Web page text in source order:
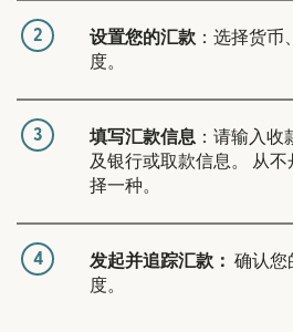
2 设置您的汇款 ：选择货
度。
3 填写汇款信息 ：请输入
及银行或取款信息。 从
择一种。
4 发起并追踪汇款： 确认您
度。